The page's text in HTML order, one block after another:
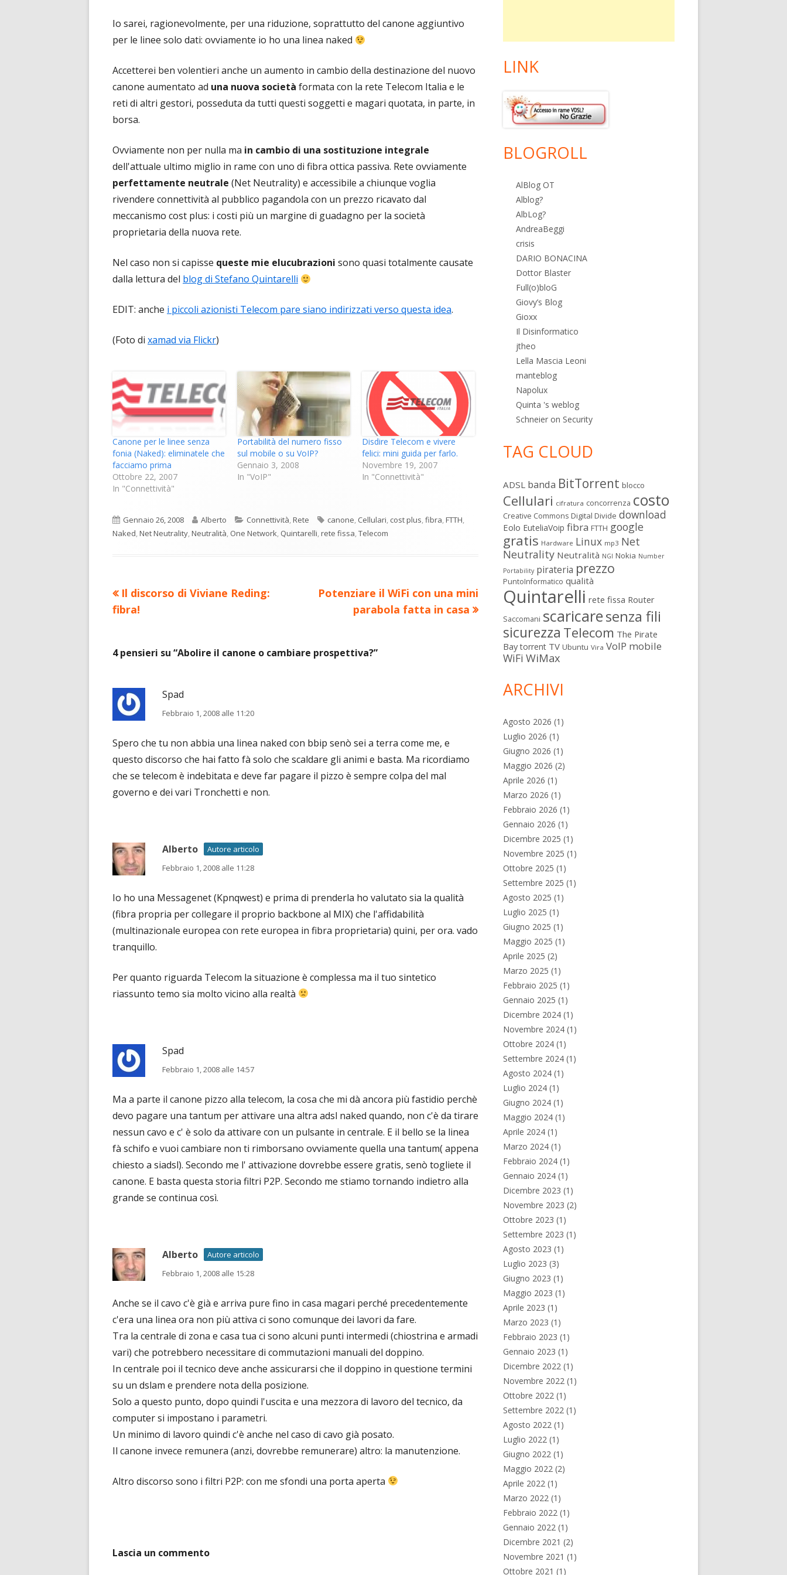
Io sarei, ragionevolmente, per una riduzione, soprattutto del canone aggiuntivo
per le linee solo dati: ovviamente io ho una linea naked
Accetterei ben volentieri anche un aumento in cambio della destinazione del nuovo
canone aumentato ad una nuova società formata con la rete Telecom Italia e le
reti di altri gestori, posseduta da tutti questi soggetti e magari quotata, in parte, in
borsa.
Ovviamente non per nulla ma in cambio di una sostituzione integrale
dell'attuale ultimo miglio in rame con uno di fibra ottica passiva. Rete ovviamente
perfettamente neutrale (Net Neutrality) e accessibile a chiunque voglia
rivendere connettività al pubblico pagandola con un prezzo ricavato dal
meccanismo cost plus: i costi più un margine di guadagno per la società
proprietaria della nuova rete.
Nel caso non si capisse queste mie elucubrazioni sono quasi totalmente causate
dalla lettura del blog di Stefano Quintarelli
EDIT: anche i piccoli azionisti Telecom pare siano indirizzati verso questa idea.
(Foto di xamad via Flickr)
Canone per le linee senza
fonia (Naked): eliminatele che
facciamo prima
Ottobre 22, 2007
In "Connettività"
Portabilità del numero fisso
sul mobile o su VoIP?
Gennaio 3, 2008
In "VoIP"
Disdire Telecom e vivere
felici: mini guida per farlo.
Novembre 19, 2007
In "Connettività"
Pubblicato
Gennaio 26, 2008 Autore
Alberto Categorie
Connettività,Rete Tag
canone, Cellulari, cost plus,fibra,FTTH,
Naked,Net Neutrality,Neutralità, One Network, Quintarelli,rete fissa,Telecom
Navigazione
Precedente
articolo:
Il discorso di Viviane Reding:
fibra!
Nuovo
articolo:
Potenziare il WiFi con una mini
parabola fatta in casa
4 pensieri su “Abolire il canone o cambiare prospettiva?”
Spad
Febbraio 1, 2008 alle 11:20
Spero che tu non abbia una linea naked con bbip senò sei a terra come me, e
questo discorso che hai fatto fà solo che scaldare gli animi e basta. Ma ricordiamo
che se telecom è indebitata e deve far pagare il pizzo è sempre colpa del mal
governo e dei vari Tronchetti e non.
Alberto
Autore articolo
Febbraio 1, 2008 alle 11:28
Io ho una Messagenet (Kpnqwest) e prima di prenderla ho valutato sia la qualità
(fibra propria per collegare il proprio backbone al MIX) che l'affidabilità
(multinazionale europea con rete europea in fibra proprietaria) quini, per ora. vado
tranquillo.
Per quanto riguarda Telecom la situazione è complessa ma il tuo sintetico
riassunto temo sia molto vicino alla realtà
Spad
Febbraio 1, 2008 alle 14:57
Ma a parte il canone pizzo alla telecom, la cosa che mi dà ancora più fastidio perchè
devo pagare una tantum per attivare una altra adsl naked quando, non c'è da tirare
nessun cavo e c' è solo da attivare con un pulsante in centrale. E il bello se la linea
fà schifo e vuoi cambiare non ti rimborsano ovviamente quella una tantum( appena
chiesto a siadsl). Secondo me l' attivazione dovrebbe essere gratis, senò togliete il
canone. E basta questa storia filtri P2P. Secondo me stiamo tornando indietro alla
grande se continua così.
Alberto
Autore articolo
Febbraio 1, 2008 alle 15:28
Anche se il cavo c'è già e arriva pure fino in casa magari perché precedentemente
c'era una linea ora non più attiva ci sono comunque dei lavori da fare.
Tra la centrale di zona e casa tua ci sono alcuni punti intermedi (chiostrina e armadi
vari) che potrebbero necessitare di commutazioni manuali del doppino.
In centrale poi il tecnico deve anche assicurarsi che il doppino in questione termini
su un dslam e prendere nota della posizione.
Solo a questo punto, dopo quindi l'uscita e una mezzora di lavoro del tecnico, da
computer si impostano i parametri.
Un minimo di lavoro quindi c'è anche nel caso di cavo già posato.
Il canone invece remunera (anzi, dovrebbe remunerare) altro: la manutenzione.
Altro discorso sono i filtri P2P: con me sfondi una porta aperta
Lascia un commento
LINK
BLOGROLL
AlBlog OT
Alblog?
AlbLog?
AndreaBeggi
crisis
DARIO BONACINA
Dottor Blaster
Full(o)bloG
Giovy’s Blog
Gioxx
Il Disinformatico
jtheo
Lella Mascia Leoni
manteblog
Napolux
Quinta 's weblog
Schneier on Security
TAG CLOUD
ADSL banda BitTorrent blocco
Cellulari cifratura concorrenza costo
Creative Commons Digital Divide download
Eolo EuteliaVoip fibra FTTH google
gratis Hardware Linux mp3 Net
Neutrality Neutralità NGI Nokia Number
Portability pirateria prezzo
PuntoInformatico qualità
Quintarelli rete fissa Router
Saccomani scaricaresenza fili
sicurezza Telecom The Pirate
Bay torrent TV Ubuntu Vira VoIP mobile
WiFi WiMax
ARCHIVI
Agosto 2026 (1)
Luglio 2026 (1)
Giugno 2026 (1)
Maggio 2026 (2)
Aprile 2026 (1)
Marzo 2026 (1)
Febbraio 2026 (1)
Gennaio 2026 (1)
Dicembre 2025 (1)
Novembre 2025 (1)
Ottobre 2025 (1)
Settembre 2025 (1)
Agosto 2025 (1)
Luglio 2025 (1)
Giugno 2025 (1)
Maggio 2025 (1)
Aprile 2025 (2)
Marzo 2025 (1)
Febbraio 2025 (1)
Gennaio 2025 (1)
Dicembre 2024 (1)
Novembre 2024 (1)
Ottobre 2024 (1)
Settembre 2024 (1)
Agosto 2024 (1)
Luglio 2024 (1)
Giugno 2024 (1)
Maggio 2024 (1)
Aprile 2024 (1)
Marzo 2024 (1)
Febbraio 2024 (1)
Gennaio 2024 (1)
Dicembre 2023 (1)
Novembre 2023 (2)
Ottobre 2023 (1)
Settembre 2023 (1)
Agosto 2023 (1)
Luglio 2023 (3)
Giugno 2023 (1)
Maggio 2023 (1)
Aprile 2023 (1)
Marzo 2023 (1)
Febbraio 2023 (1)
Gennaio 2023 (1)
Dicembre 2022 (1)
Novembre 2022 (1)
Ottobre 2022 (1)
Settembre 2022 (1)
Agosto 2022 (1)
Luglio 2022 (1)
Giugno 2022 (1)
Maggio 2022 (2)
Aprile 2022 (1)
Marzo 2022 (1)
Febbraio 2022 (1)
Gennaio 2022 (1)
Dicembre 2021 (2)
Novembre 2021 (1)
Ottobre 2021 (1)